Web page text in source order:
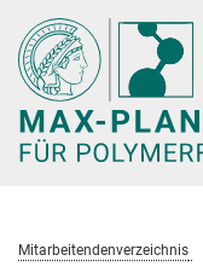
Hauptinhalt
Mitarbeitendenverzeichnis